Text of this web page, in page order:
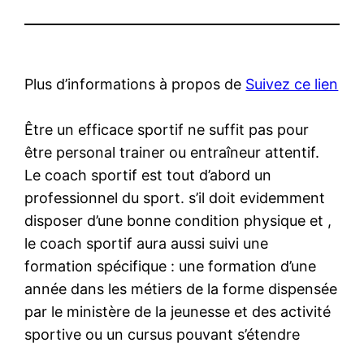
Plus d’informations à propos de Suivez ce lien
Être un efficace sportif ne suffit pas pour
être personal trainer ou entraîneur attentif.
Le coach sportif est tout d’abord un
professionnel du sport. s’il doit evidemment
disposer d’une bonne condition physique et ,
le coach sportif aura aussi suivi une
formation spécifique : une formation d’une
année dans les métiers de la forme dispensée
par le ministère de la jeunesse et des activité
sportive ou un cursus pouvant s’étendre